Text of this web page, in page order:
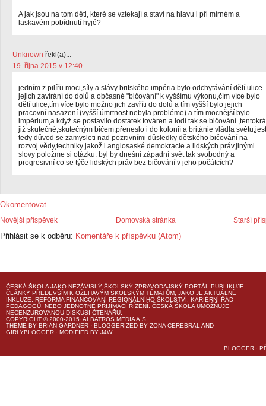
A jak jsou na tom děti, které se vztekají a staví na hlavu i při mírném a
laskavém pobídnutí hyjé?
Unknown řekl(a)...
19. října 2015 v 12:40
jedním z pilířů moci,síly a slávy britského impéria bylo odchytávání dětí ulice
jejich zavírání do dolů a občasné "bičování" k vyššímu výkonu,čím více bylo
dětí ulice,tím více bylo možno jich zavříti do dolů a tím vyšší bylo jejich
pracovní nasazení (vyšší úmrtnost nebyla probléme) a tím mocnější bylo
impérium,a když se postavilo dostatek továren a lodí tak se bičování
již skutečné,skutečným bičem,přeneslo i do kolonií a británie vládla světu,jest
tedy důvod se zamysleti nad pozitivními důsledky dětského bičování na
rozvoj vědy,techniky jakož i anglosaské demokracie a lidských práv,jinými
slovy položme si otázku: byl by dnešní západní svět tak svobodný a
progresivní co se týče lidských práv bez bičování v jeho počátcích?
Okomentovat
Novější příspěvek Starší
Domovská stránka
Přihlásit se k odběru: Komentáře k příspěvku (Atom)
ČESKÁ ŠKOLA JAKO NEZÁVISLÝ ŠKOLSKÝ ZPRAVODAJSKÝ PORTÁL PUBLIKUJE
ČLÁNKY PŘEDEVŠÍM K OŽEHAVÝM ŠKOLSKÝM TÉMATŮM, JAKO JE AKTUÁLNĚ
INKLUZE, REFORMA FINANCOVÁNÍ REGIONÁLNÍHO ŠKOLSTVÍ, KARIÉRNÍ ŘÁD
PEDAGOGŮ, NEBO JEDNOTNÉ PŘIJÍMACÍ ŘÍZENÍ. ČESKÁ ŠKOLA UMOŽŇUJE
NECENZUROVANOU DISKUSI ČTENÁŘŮ.
COPYRIGHT © 2000-2015· ALBATROS MEDIA A.S.
THEME BY BRIAN GARDNER · BLOGGERIZED BY ZONA CEREBRAL AND
GIRLYBLOGGER · MODIFIED BY J4W
BLOGGER ·